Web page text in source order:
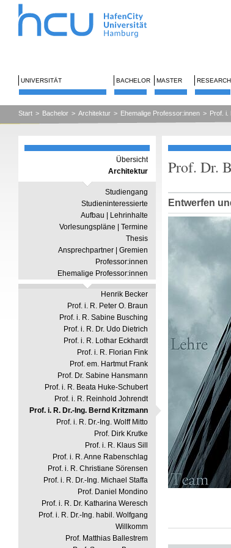
UNIVERSITÄT BACHELOR MASTER RESEARCH
Start > Bachelor > Architektur > Ehemalige Professor:innen > Prof. i.
Übersicht
Architektur
Studiengang
Studieninteressierte
Aufbau | Lehrinhalte
Vorlesungspläne | Termine
Thesis
Ansprechpartner | Gremien
Professor:innen
Ehemalige Professor:innen
Henrik Becker
Prof. i. R. Peter O. Braun
Prof. i. R. Sabine Busching
Prof. i. R. Dr. Udo Dietrich
Prof. i. R. Lothar Eckhardt
Prof. i. R. Florian Fink
Prof. em. Hartmut Frank
Prof. Dr. Sabine Hansmann
Prof. i. R. Beata Huke-Schubert
Prof. i. R. Reinhold Johrendt
Prof. i. R. Dr.-Ing. Bernd Kritzmann
Prof. i. R. Dr.-Ing. Wolff Mitto
Prof. Dirk Krutke
Prof. i. R. Klaus Sill
Prof. i. R. Anne Rabenschlag
Prof. i. R. Christiane Sörensen
Prof. i. R. Dr.-Ing. Michael Staffa
Prof. Daniel Mondino
Prof. i. R. Dr. Katharina Weresch
Prof. i. R. Dr.-Ing. habil. Wolfgang
Willkomm
Prof. Matthias Ballestrem
Prof. Dr.
Entwerfen